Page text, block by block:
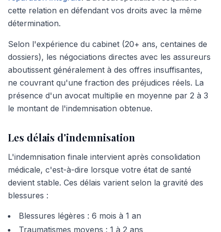
cette relation en défendant vos droits avec la même
détermination.
Selon l'expérience du cabinet (20+ ans, centaines de
dossiers), les négociations directes avec les assureurs
aboutissent généralement à des offres insuffisantes,
ne couvrant qu'une fraction des préjudices réels. La
présence d'un avocat multiplie en moyenne par 2 à 3
le montant de l'indemnisation obtenue.
Les délais d'indemnisation
L'indemnisation finale intervient après consolidation
médicale, c'est-à-dire lorsque votre état de santé
devient stable. Ces délais varient selon la gravité des
blessures :
Blessures légères : 6 mois à 1 an
Traumatismes moyens : 1 à 2 ans